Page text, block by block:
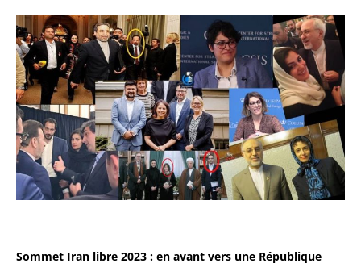
Sommet Iran libre 2023 : en avant vers une République